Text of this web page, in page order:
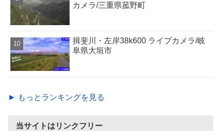
カメラ/三重県菰野町
揖斐川・左岸38k600 ライブカメラ/岐
阜県大垣市
► もっとランキングを見る
当サイトはリンクフリー